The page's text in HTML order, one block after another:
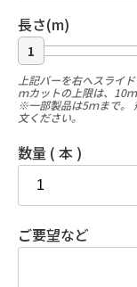
長さ(m)
1
上記バーを右へスライ
ｍカットの上限は、10
※一部製品は5ｍまで。
文ください。
数量 ( 本 )
ご要望など